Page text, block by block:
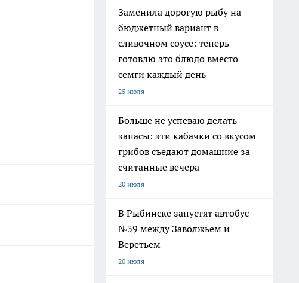
Заменила дорогую рыбу на
бюджетный вариант в
сливочном соусе: теперь
готовлю это блюдо вместо
семги каждый день
25 июля
Больше не успеваю делать
запасы: эти кабачки со вкусом
грибов съедают домашние за
считанные вечера
20 июля
В Рыбинске запустят автобус
№39 между Заволжьем и
Веретьем
20 июля